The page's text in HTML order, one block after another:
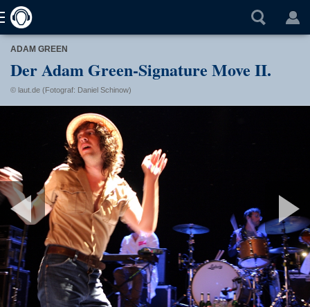
ADAM GREEN
Der Adam Green-Signature Move II.
© laut.de (Fotograf: Daniel Schinow)